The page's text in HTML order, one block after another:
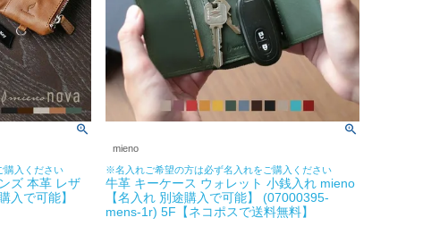
購入ください
ズ 本革 レザ
入で可能】
mieno
※名入れご希望の方は必ず名入れをご購入ください
牛革 キーケース ウォレット 小銭入れ mieno
【名入れ 別途購入で可能】 (07000395-
mens-1r) 5F【ネコポスで送料無料】